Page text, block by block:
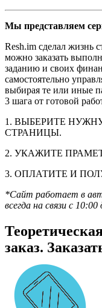
Мы представляем
Resh.im сделал жизнь
можно заказать
заданию и своих
самостоятельно
выбирая те или иные
3 шага от готовой
1. ВЫБЕРИТЕ
СТРАНИЦЫ.
2. УКАЖИТЕ
3. ОПЛАТИТЕ И
*Сайт работает в
всегда на связи с 10:00
заказ.